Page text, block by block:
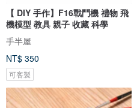
【 DIY 手作】F16戰鬥機 禮物 飛
機模型 教具 親子 收藏 科學
手半屋
NT$ 350
可客製